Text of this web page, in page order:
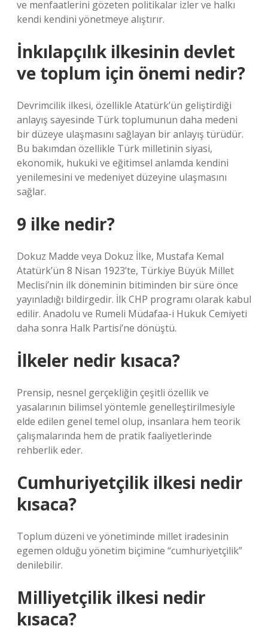
ve menfaatlerini gözeten politikalar izler ve halkı
kendi kendini yönetmeye alıştırır.
İnkılapçılık ilkesinin devlet
ve toplum için önemi nedir?
Devrimcilik ilkesi, özellikle Atatürk’ün geliştirdiği
anlayış sayesinde Türk toplumunun daha medeni
bir düzeye ulaşmasını sağlayan bir anlayış türüdür.
Bu bakımdan özellikle Türk milletinin siyasi,
ekonomik, hukuki ve eğitimsel anlamda kendini
yenilemesini ve medeniyet düzeyine ulaşmasını
sağlar.
9 ilke nedir?
Dokuz Madde veya Dokuz İlke, Mustafa Kemal
Atatürk’ün 8 Nisan 1923’te, Türkiye Büyük Millet
Meclisi’nin ilk döneminin bitiminden bir süre önce
yayınladığı bildirgedir. İlk CHP programı olarak kabul
edilir. Anadolu ve Rumeli Müdafaa-i Hukuk Cemiyeti
daha sonra Halk Partisi’ne dönüştü.
İlkeler nedir kısaca?
Prensip, nesnel gerçekliğin çeşitli özellik ve
yasalarının bilimsel yöntemle genelleştirilmesiyle
elde edilen genel temel olup, insanlara hem teorik
çalışmalarında hem de pratik faaliyetlerinde
rehberlik eder.
Cumhuriyetçilik ilkesi nedir
kısaca?
Toplum düzeni ve yönetiminde millet iradesinin
egemen olduğu yönetim biçimine “cumhuriyetçilik”
denilebilir.
Milliyetçilik ilkesi nedir
kısaca?